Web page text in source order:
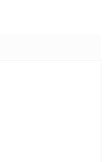
5 hviezdičiek.
5 hviezdičiek.